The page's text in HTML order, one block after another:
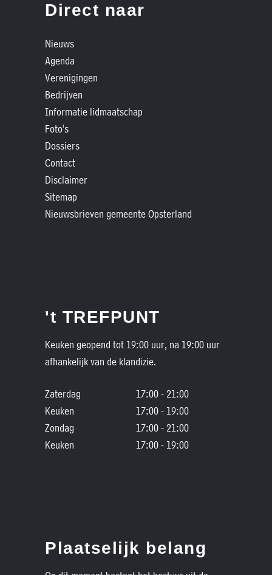
Direct naar
Nieuws
Agenda
Verenigingen
Bedrijven
Informatie lidmaatschap
Foto's
Dossiers
Contact
Disclaimer
Sitemap
Nieuwsbrieven gemeente Opsterland
't TREFPUNT
Keuken geopend tot 19:00 uur, na 19:00 uur
afhankelijk van de klandizie.
Zaterdag
17:00 - 21:00
Keuken
17:00 - 19:00
Zondag
17:00 - 21:00
Keuken
17:00 - 19:00
Plaatselijk belang
Foto's
Historische
verhalen
Dossiers
Contact
Nieuwsbrieven
gemeente
Opsterland